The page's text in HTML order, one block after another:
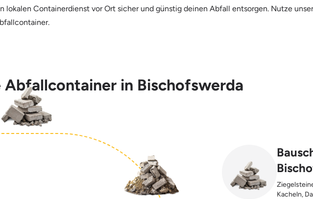
lokalen Containerdienst vor Ort sicher und günstig deinen Abfall entsorgen. Nutze
in Bischofswerda
Kacheln,